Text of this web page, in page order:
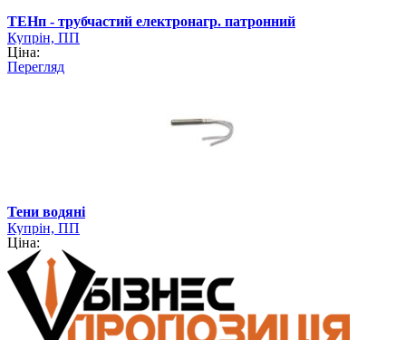
ТЕНп - трубчастий електронагр. патронний
Купрін, ПП
Ціна:
Перегляд
Тени водяні
Купрін, ПП
Ціна: